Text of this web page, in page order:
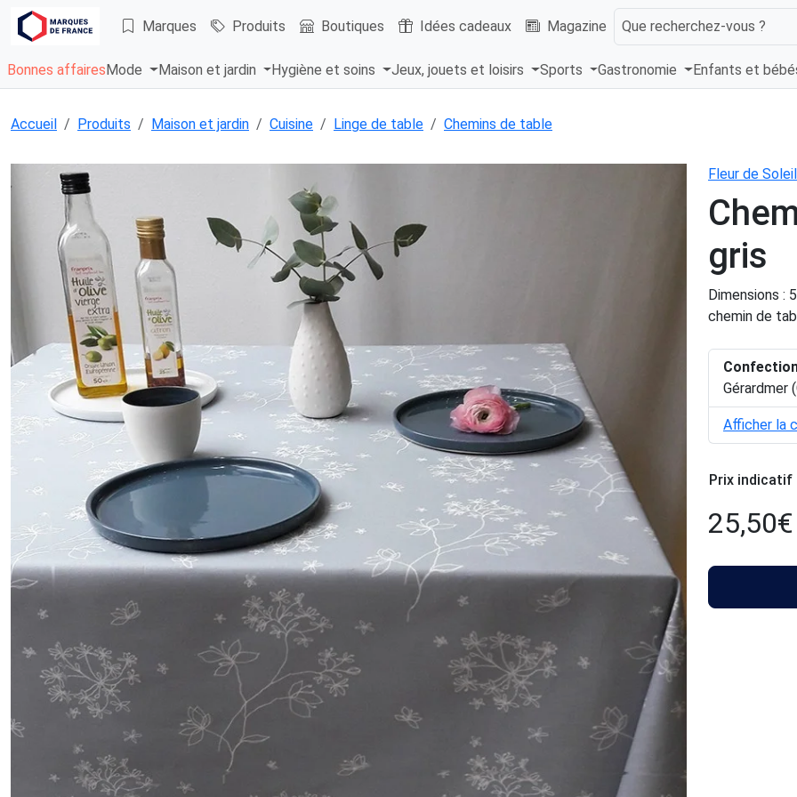
Marques Produits Boutiques Idées cadeaux Magazine Que recherchez-vous ?
Bonnes affaires Mode Maison et jardin Hygiène et soins Jeux, jouets et loisirs Sports Gastronomie Enfants et
Accueil Produits Maison et jardin Cuisine Linge de table Chemins de table
Fleur de Soleil
gris
Dimensions :
chemin de
Gérardmer
Afficher la
Prix indicatif
25,50€